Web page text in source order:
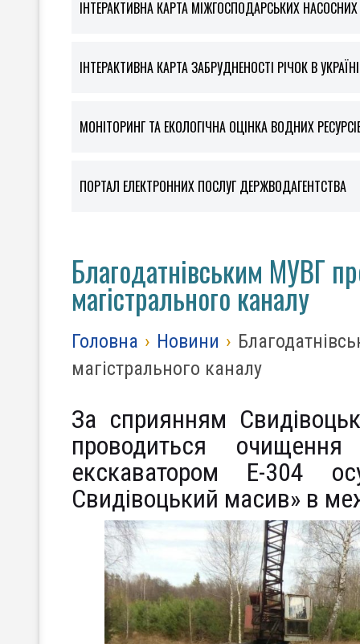
ІНТЕРАКТИВНА КАРТА МІЖГОСПОДАРСЬКИХ
ІНТЕРАКТИВНА КАРТА ЗАБРУДНЕНОСТІ РІЧОК В УКРАЇНІ
МОНІТОРИНГ ТА ЕКОЛОГІЧНА ОЦІНКА ВОДНИХ
ПОРТАЛ ЕЛЕКТРОННИХ ПОСЛУГ ДЕРЖВОДАГЕНТСТВА
Благодатнівським МУВГ
магістрального каналу
Головна › Новини ›
магістрального каналу
За сприянням
проводиться
екскаватором Е-304
Свидівоцький масив» в